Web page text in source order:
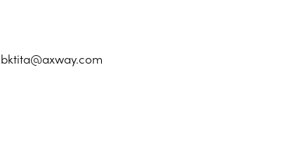
bktita@axway.com